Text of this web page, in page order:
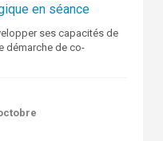
en séance
ses capacités de
démarche de co-